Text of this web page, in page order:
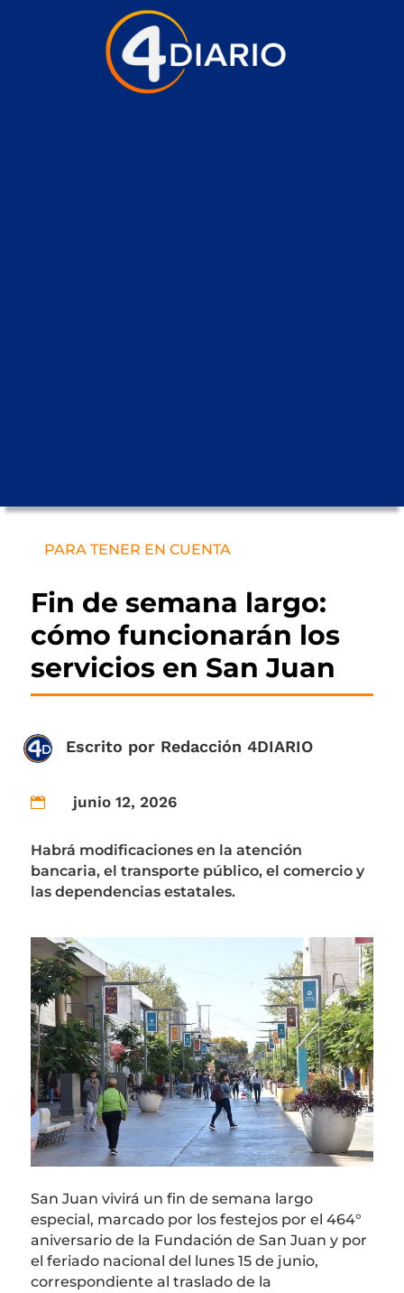
PARA TENER EN CUENTA
Fin de semana largo:
cómo funcionarán los
servicios en San Juan
Escrito por Redacción 4DIARIO
 junio 12, 2026
Habrá modificaciones en la atención
bancaria, el transporte público, el comercio y
las dependencias estatales.
San Juan vivirá un fin de semana largo
especial, marcado por los festejos por el 464°
aniversario de la Fundación de San Juan y por
el feriado nacional del lunes 15 de junio,
correspondiente al traslado de la